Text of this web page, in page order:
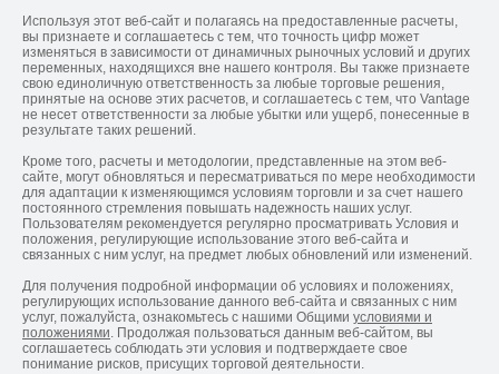
Используя этот веб-сайт и полагаясь на предоставленные расчеты,
вы признаете и соглашаетесь с тем, что точность цифр может
изменяться в зависимости от динамичных рыночных условий и других
переменных, находящихся вне нашего контроля. Вы также признаете
свою единоличную ответственность за любые торговые решения,
принятые на основе этих расчетов, и соглашаетесь с тем, что Vantage
не несет ответственности за любые убытки или ущерб, понесенные в
результате таких решений.
Кроме того, расчеты и методологии, представленные на этом веб-
сайте, могут обновляться и пересматриваться по мере необходимости
для адаптации к изменяющимся условиям торговли и за счет нашего
постоянного стремления повышать надежность наших услуг.
Пользователям рекомендуется регулярно просматривать Условия и
положения, регулирующие использование этого веб-сайта и
связанных с ним услуг, на предмет любых обновлений или изменений.
Для получения подробной информации об условиях и положениях,
регулирующих использование данного веб-сайта и связанных с ним
услуг, пожалуйста, ознакомьтесь с нашими Общими условиями и
положениями. Продолжая пользоваться данным веб-сайтом, вы
соглашаетесь соблюдать эти условия и подтверждаете свое
понимание рисков, присущих торговой деятельности.